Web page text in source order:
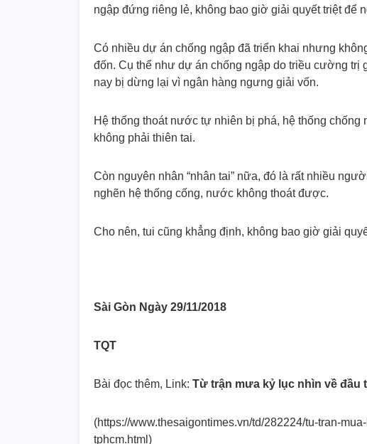
ngập đứng riêng lẻ, không bao giờ giải quyết triệt để
Có nhiều dự án chống ngập đã triển khai nhưng
đốn. Cụ thể như dự án chống ngập do triều cường
nay bị dừng lại vì ngân hàng ngưng giải vốn.
Hệ thống thoát nước tự nhiên bị phá, hệ thống chống
không phải thiên tai.
Còn nguyên nhân “nhân tai” nữa, đó là rất nhiều
nghẽn hệ thống cống, nước không thoát được.
Cho nên, tui cũng khẳng định, không bao giờ giải
Sài Gòn Ngày 29/11/2018
TQT
Bài đọc thêm, Link: Từ trận mưa kỷ lục nhìn về đầu
(https://www.thesaigontimes.vn/td/282224/tu-tran-
tphcm.html)